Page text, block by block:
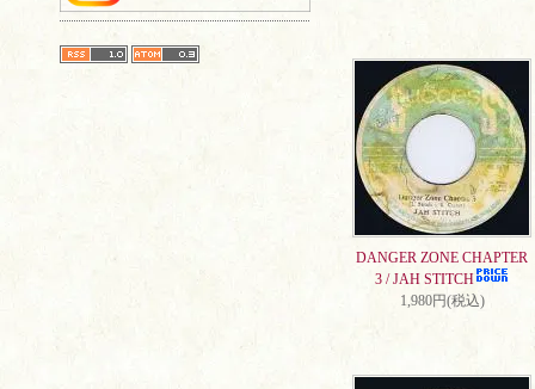
DANGER ZONE CHAPTER
3 / JAH STITCH
1,980円(税込)